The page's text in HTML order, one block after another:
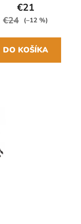
€21
€24 (–12 %)
DO KOŠÍKA